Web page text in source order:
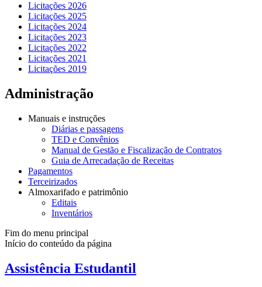
Licitações 2026
Licitações 2025
Licitações 2024
Licitações 2023
Licitações 2022
Licitações 2021
Licitações 2019
Administração
Manuais e instruções
Diárias e passagens
TED e Convênios
Manual de Gestão e Fiscalização de Contratos
Guia de Arrecadação de Receitas
Pagamentos
Terceirizados
Almoxarifado e patrimônio
Editais
Inventários
Fim do menu principal
Início do conteúdo da página
Assistência Estudantil